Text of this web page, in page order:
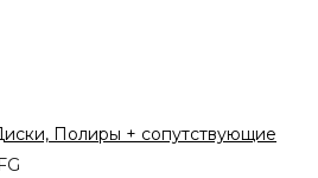
Полиры + сопутствующие